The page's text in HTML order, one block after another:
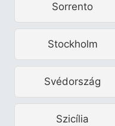
Sorrento
Stockholm
Svédország
Szicília